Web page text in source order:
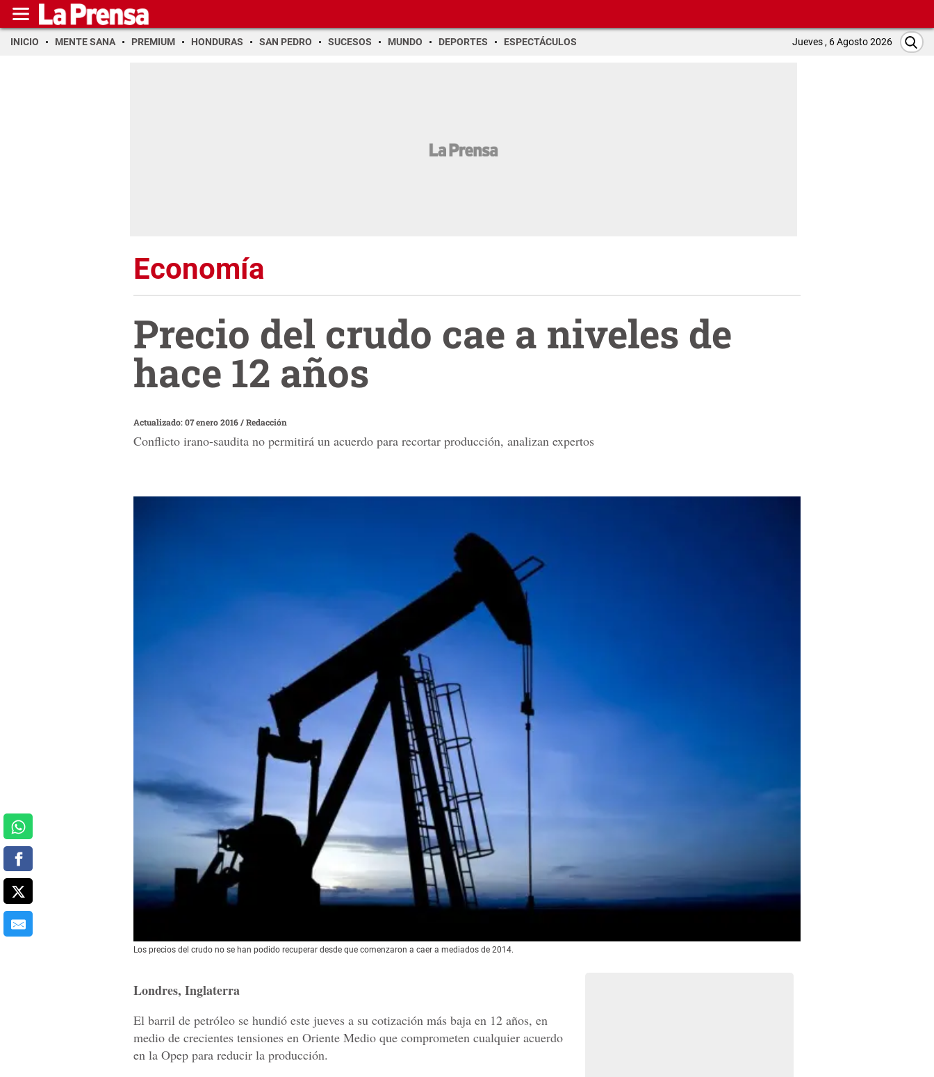
INICIO MENTE SANA PREMIUM HONDURAS SAN PEDRO SUCESOS MUNDO DEPORTES ESPECTÁCULOS Jueves , 6 Agosto 2026
Economía
Precio del crudo cae a niveles de
hace 12 años
Actualizado: 07 enero 2016/Redacción
Conflicto irano-saudita no permitirá un acuerdo para recortar producción, analizan expertos
Los precios del crudo no se han podido recuperar desde que comenzaron a caer a mediados de 2014.
Londres, Inglaterra
El barril de petróleo se hundió este jueves a su cotización más baja en 12 años, en
medio de crecientes tensiones en Oriente Medio que comprometen cualquier acuerdo
en la Opep para reducir la producción.